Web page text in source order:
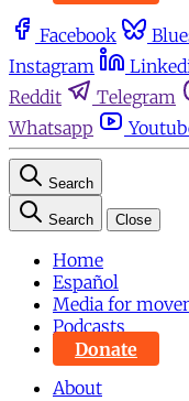
Facebook
Instagram
Reddit
Telegram
Whatsapp
Search
Search Close
Home
Español
Media for
Podcasts
Donate
About